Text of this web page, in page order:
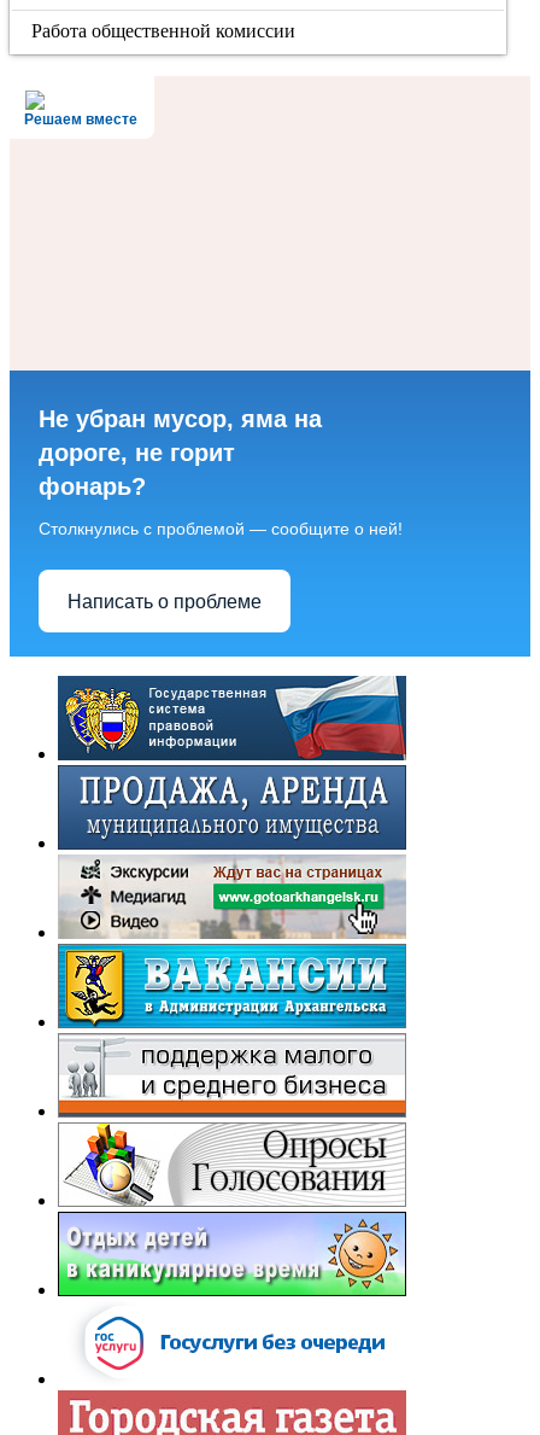
Работа общественной комиссии
Решаем вместе
Не убран мусор, яма на
дороге, не горит
фонарь?
Столкнулись с проблемой — сообщите о ней!
Написать о проблеме